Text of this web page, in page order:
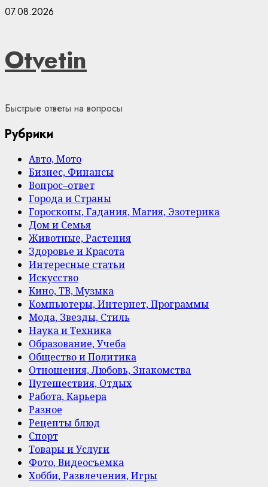
Skip
07.08.2026
Otvetin
Быстрые ответы на вопросы
Рубрики
Авто, Мото
Бизнес, Финансы
Вопрос–ответ
Города и Страны
Гороскопы, Гадания, Магия, Эзотерика
Дом и Семья
Животные, Растения
Здоровье и Красота
Интересные статьи
Искусство
Кино, ТВ, Музыка
Компьютеры, Интернет, Программы
Мода, Звезды, Стиль
Наука и Техника
Образование, Учеба
Общество и Политика
Отношения, Любовь, Знакомства
Путешествия, Отдых
Работа, Карьера
Разное
Рецепты блюд
Спорт
Товары и Услуги
Фото, Видеосъемка
Хобби, Развлечения, Игры